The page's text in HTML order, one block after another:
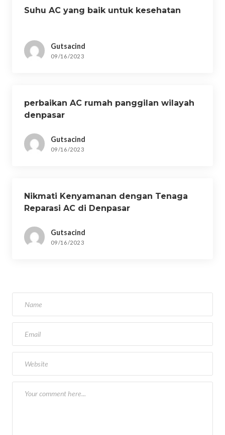
Suhu AC yang baik untuk kesehatan
Gutsacind
09/16/2023
perbaikan AC rumah panggilan wilayah
denpasar
Gutsacind
09/16/2023
Nikmati Kenyamanan dengan Tenaga
Reparasi AC di Denpasar
Gutsacind
09/16/2023